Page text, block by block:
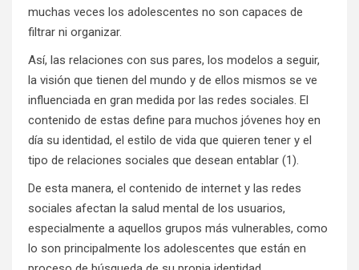
muchas veces los adolescentes no son capaces de
filtrar ni organizar.
Así, las relaciones con sus pares, los modelos a seguir,
la visión que tienen del mundo y de ellos mismos se ve
influenciada en gran medida por las redes sociales. El
contenido de estas define para muchos jóvenes hoy en
día su identidad, el estilo de vida que quieren tener y el
tipo de relaciones sociales que desean entablar (1).
De esta manera, el contenido de internet y las redes
sociales afectan la salud mental de los usuarios,
especialmente a aquellos grupos más vulnerables, como
lo son principalmente los adolescentes que están en